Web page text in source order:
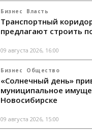
Бизнес Власть
Транспортный
предлагают строить
09 августа 2026, 16:00
Бизнес Общество
«Солнечный день»
муниципальное
Новосибирске
09 августа 2026, 15:00